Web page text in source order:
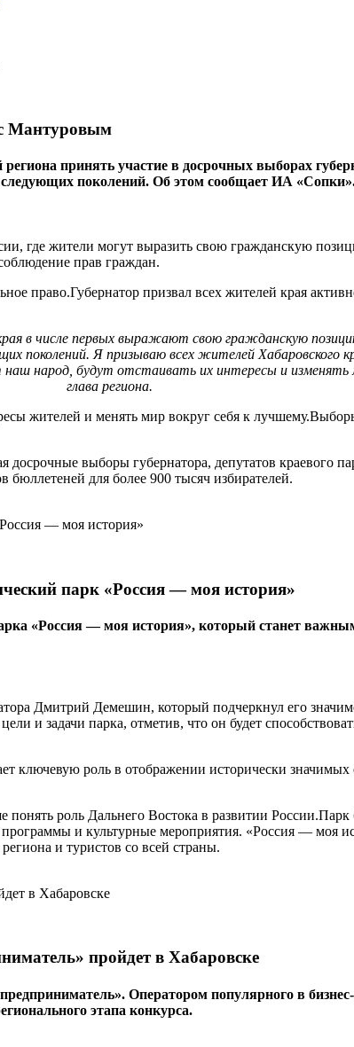
с Мантуровым
принять участие в досрочных выборах
следующих поколений. Об этом сообщает ИА
где жители могут выразить свою гражданскую
прав граждан.
право.Губернатор призвал всех жителей края
в числе первых выражают свою гражданскую
поколений. Я призываю всех жителей
народ, будут отстаивать их интересы и изменять
глава региона.
жителей и менять мир вокруг себя к
выборы губернатора, депутатов краевого
для более 900 тысяч избирателей.
парк «Россия — моя история»
«Россия — моя история», который станет
Дмитрий Демешин, который подчеркнул его
и задачи парка, отметив, что он будет
ключевую роль в отображении исторически
роль Дальнего Востока в развитии
и культурные мероприятия. «Россия — моя
и туристов со всей страны.
пройдет в Хабаровске
Оператором популярного в
этапа конкурса.